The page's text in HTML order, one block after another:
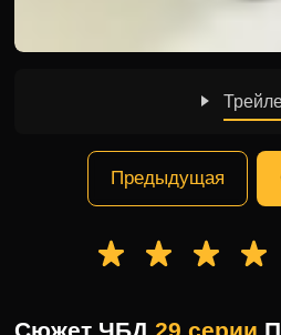
Предыдущая